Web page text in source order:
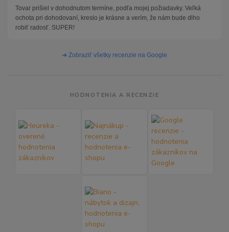
Tovar prišiel v dohodnutom termíne, podľa mojej požiadavky. Veľká
ochota pri dohodovaní, kreslo je krásne a verím, že nám bude dlho
robiť radosť. SUPER!
➜ Zobraziť všetky recenzie na Google
HODNOTENIA A RECENZIE